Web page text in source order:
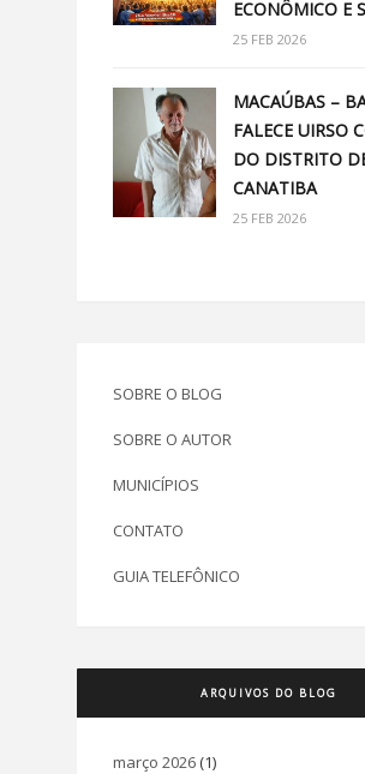
ECONÔMICO E
25 FEB 2026
MACAÚBAS –
FALECE UIRSO
DO DISTRITO
CANATIBA
25 FEB 2026
SOBRE O BLOG
SOBRE O AUTOR
MUNICÍPIOS
CONTATO
GUIA TELEFÔNICO
ARQUIVOS DO BLOG
março 2026 (1)